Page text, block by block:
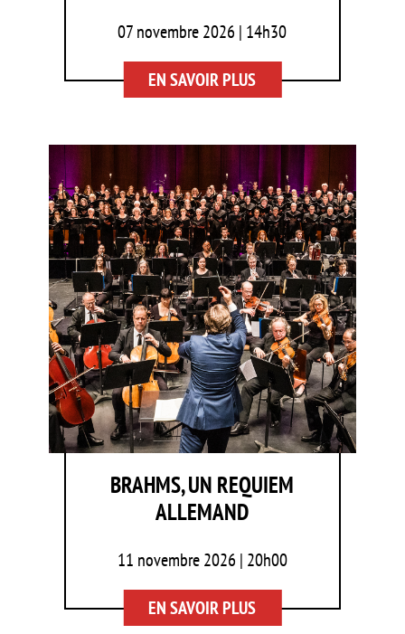
07 novembre 2026 | 14h30
EN SAVOIR PLUS
BRAHMS, UN REQUIEM
ALLEMAND
11 novembre 2026 | 20h00
EN SAVOIR PLUS